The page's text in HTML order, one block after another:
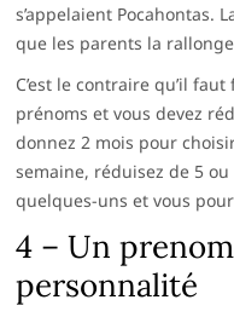
s’appelaient Pocahontas.
que les parents la
C’est le contraire qu’il
prénoms et vous devez
donnez 2 mois pour
semaine, réduisez de 5
quelques-uns et vous
4 – Un
personnalité